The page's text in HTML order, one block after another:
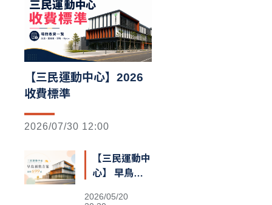
【三民運動中心】2026
收費標準
2026/07/30 12:00
【三民運動中
心】 早鳥預
2026/05/20